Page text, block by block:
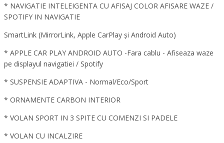
* NAVIGATIE INTELEIGENTA CU AFISAJ COLOR AFISARE WAZE /
SPOTIFY IN NAVIGATIE
SmartLink (MirrorLink, Apple CarPlay și Android Auto)
* APPLE CAR PLAY ANDROID AUTO -Fara cablu - Afiseaza waze
pe displayul navigatiei / Spotify
* SUSPENSIE ADAPTIVA - Normal/Eco/Sport
* ORNAMENTE CARBON INTERIOR
* VOLAN SPORT IN 3 SPITE CU COMENZI SI PADELE
* VOLAN CU INCALZIRE